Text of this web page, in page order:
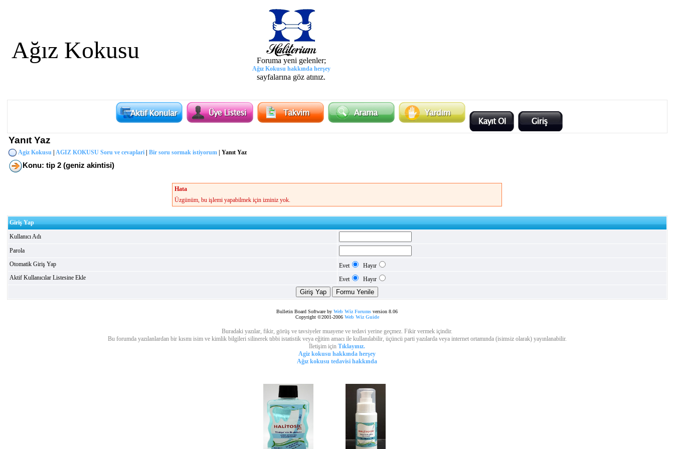
Ağız Kokusu Foruma yeni gelenler;
Ağız Kokusu hakkında herşey
sayfalarına göz atınız.
Yanıt Yaz
Agiz Kokusu| AGIZ KOKUSU Soru ve cevaplari| Bir soru sormak istiyorum| Yanıt Yaz
Konu: tip 2 (geniz akintisi)
Hata
Üzgünüm, bu işlemi yapabilmek için izniniz yok.
Giriş Yap
Kullanıcı Adı
Parola
Otomatik Giriş Yap
Evet
Hayır
Aktif Kullanıcılar Listesine Ekle
Evet Hayır
Bulletin Board Software by Web Wiz Forums version 8.06
Copyright ©2001-2006 Web Wiz Guide
Buradaki yazılar, fikir, görüş ve tavsiyeler muayene ve tedavi yerine geçmez. Fikir vermek içindir.
Bu forumda yazılanlardan bir kısmı isim ve kimlik bilgileri silinerek tıbbi istatistik veya eğitim amacı ile kullanılabilir, üçüncü parti yazılarda veya internet ortamında (isimsiz olarak) yayınlanabilir.
İletişim için Tıklayınız.
Agiz kokusu hakkında herşey
Ağız kokusu tedavisi hakkında